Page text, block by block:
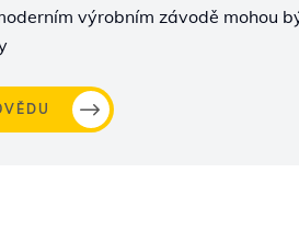
výrobním závodě mohou